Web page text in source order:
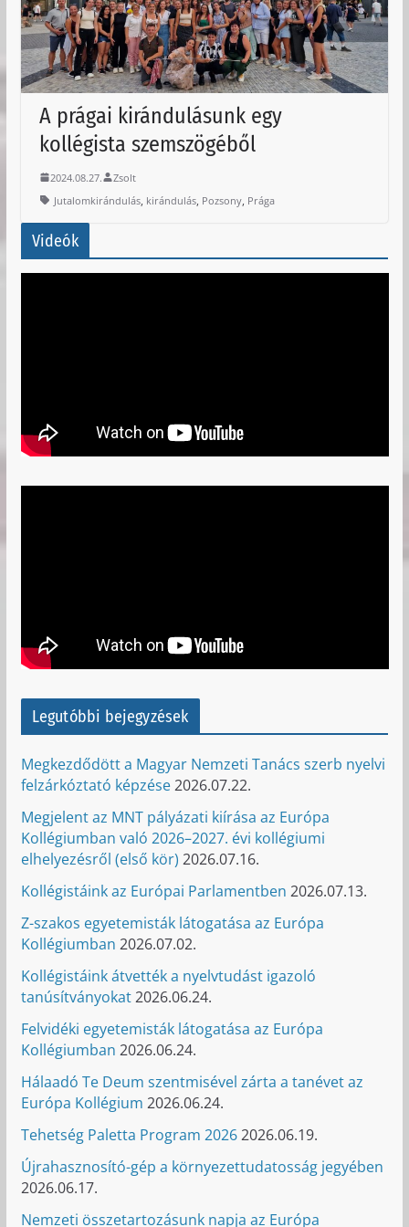
A prágai kirándulásunk egy
kollégista szemszögéből
2024.08.27.
Zsolt
Jutalomkirándulás, kirándulás, Pozsony, Prága
Videók
Legutóbbi bejegyzések
Megkezdődött a Magyar Nemzeti Tanács szerb nyelvi
felzárkóztató képzése2026.07.22.
Megjelent az MNT pályázati kiírása az Európa
Kollégiumban való 2026–2027. évi kollégiumi
elhelyezésről (első kör) 2026.07.16.
Kollégistáink az Európai Parlamentben 2026.07.13.
Z-szakos egyetemisták látogatása az Európa
Kollégiumban 2026.07.02.
Kollégistáink átvették a nyelvtudást igazoló
tanúsítványokat2026.06.24.
Felvidéki egyetemisták látogatása az Európa
Kollégiumban 2026.06.24.
Hálaadó Te Deum szentmisével zárta a tanévet az
Európa Kollégium 2026.06.24.
Tehetség Paletta Program 20262026.06.19.
Újrahasznosító-gép a környezettudatosság jegyében
2026.06.17.
Nemzeti összetartozásunk napja az Európa